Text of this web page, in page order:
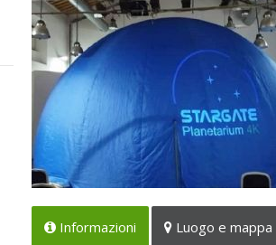
Un planetario itinerante dotato di
Informazioni Luogo e mappa